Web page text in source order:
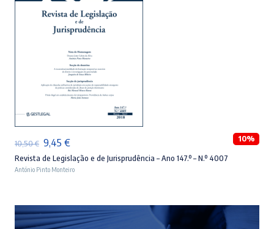
ADICIONAR
10,50€ O
preço
original
10,50 €.
9,45 €O
preço
atual
9,45 €.
10%
Revista de Legislação e de Jurisprudência – Ano 147.º – N.º 4007
António Pinto Monteiro